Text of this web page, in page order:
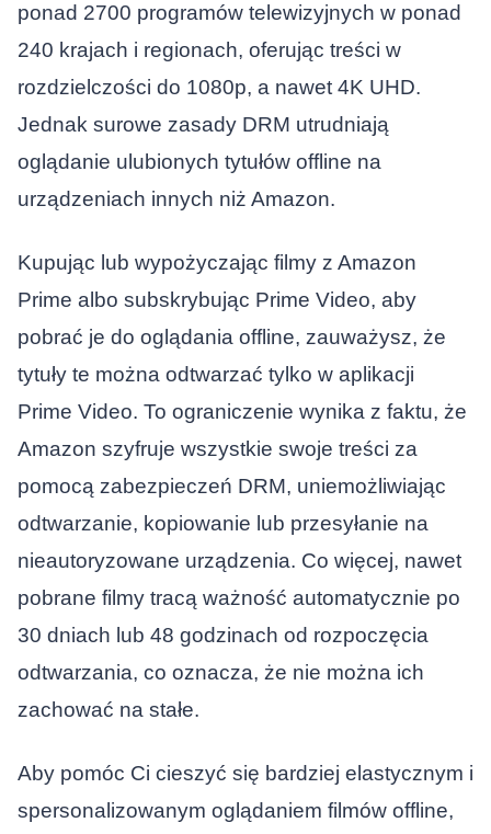
ponad 2700 programów telewizyjnych w ponad
240 krajach i regionach, oferując treści w
rozdzielczości do 1080p, a nawet 4K UHD.
Jednak surowe zasady DRM utrudniają
oglądanie ulubionych tytułów offline na
urządzeniach innych niż Amazon.
Kupując lub wypożyczając filmy z Amazon
Prime albo subskrybując Prime Video, aby
pobrać je do oglądania offline, zauważysz, że
tytuły te można odtwarzać tylko w aplikacji
Prime Video. To ograniczenie wynika z faktu, że
Amazon szyfruje wszystkie swoje treści za
pomocą zabezpieczeń DRM, uniemożliwiając
odtwarzanie, kopiowanie lub przesyłanie na
nieautoryzowane urządzenia. Co więcej, nawet
pobrane filmy tracą ważność automatycznie po
30 dniach lub 48 godzinach od rozpoczęcia
odtwarzania, co oznacza, że nie można ich
zachować na stałe.
Aby pomóc Ci cieszyć się bardziej elastycznym i
spersonalizowanym oglądaniem filmów offline,